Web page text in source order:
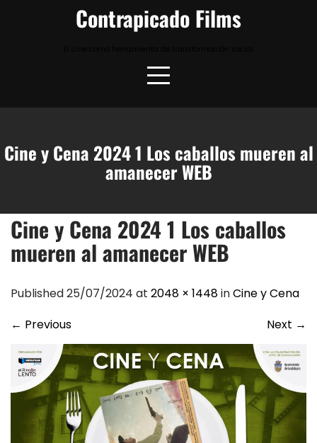
Contrapicado Films
Cine y Cena 2024 1 Los caballos mueren al
amanecer WEB
Cine y Cena 2024 1 Los caballos
mueren al amanecer WEB
Published 25/07/2024 at 2048 × 1448inCine y Cena
← Previous Next →